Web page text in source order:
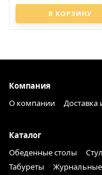
В КОРЗИНУ
Компания
О компании
Доставка
Каталог
Обеденные столы
Табуреты
Журнальные